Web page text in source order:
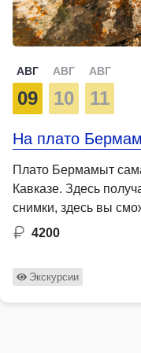
АВГ
09
АВГ
10
АВГ
11
На плато
Плато Бермамыт
Кавказе. Здесь
снимки, здесь вы
4200
Экскурсии